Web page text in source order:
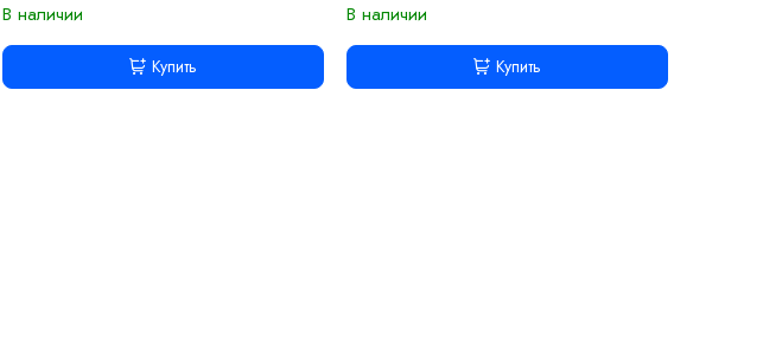
В наличии
Купить
В наличии
Купить